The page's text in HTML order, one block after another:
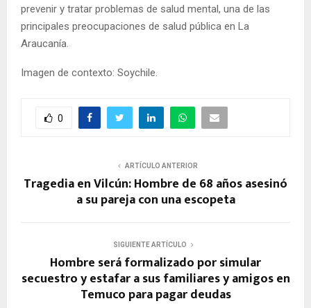
prevenir y tratar problemas de salud mental, una de las
principales preocupaciones de salud pública en La
Araucanía.
Imagen de contexto: Soychile.
0
ARTÍCULO ANTERIOR
Tragedia en Vilcún: Hombre de 68 años asesinó
a su pareja con una escopeta
SIGUIENTE ARTÍCULO
Hombre será formalizado por simular
secuestro y estafar a sus familiares y amigos en
Temuco para pagar deudas